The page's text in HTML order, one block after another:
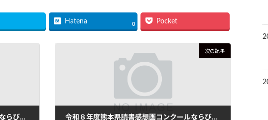
Hatena 0 Pocket
令和７年度熊本県読書感想画コンクールならびに第６９回西日本読書感想画コンクール 熊本県配布資料
次の記事
令和８年度熊本県読書感想画コンクールならびに第７０回西日本読書感想画コンクール 熊本県配布資料